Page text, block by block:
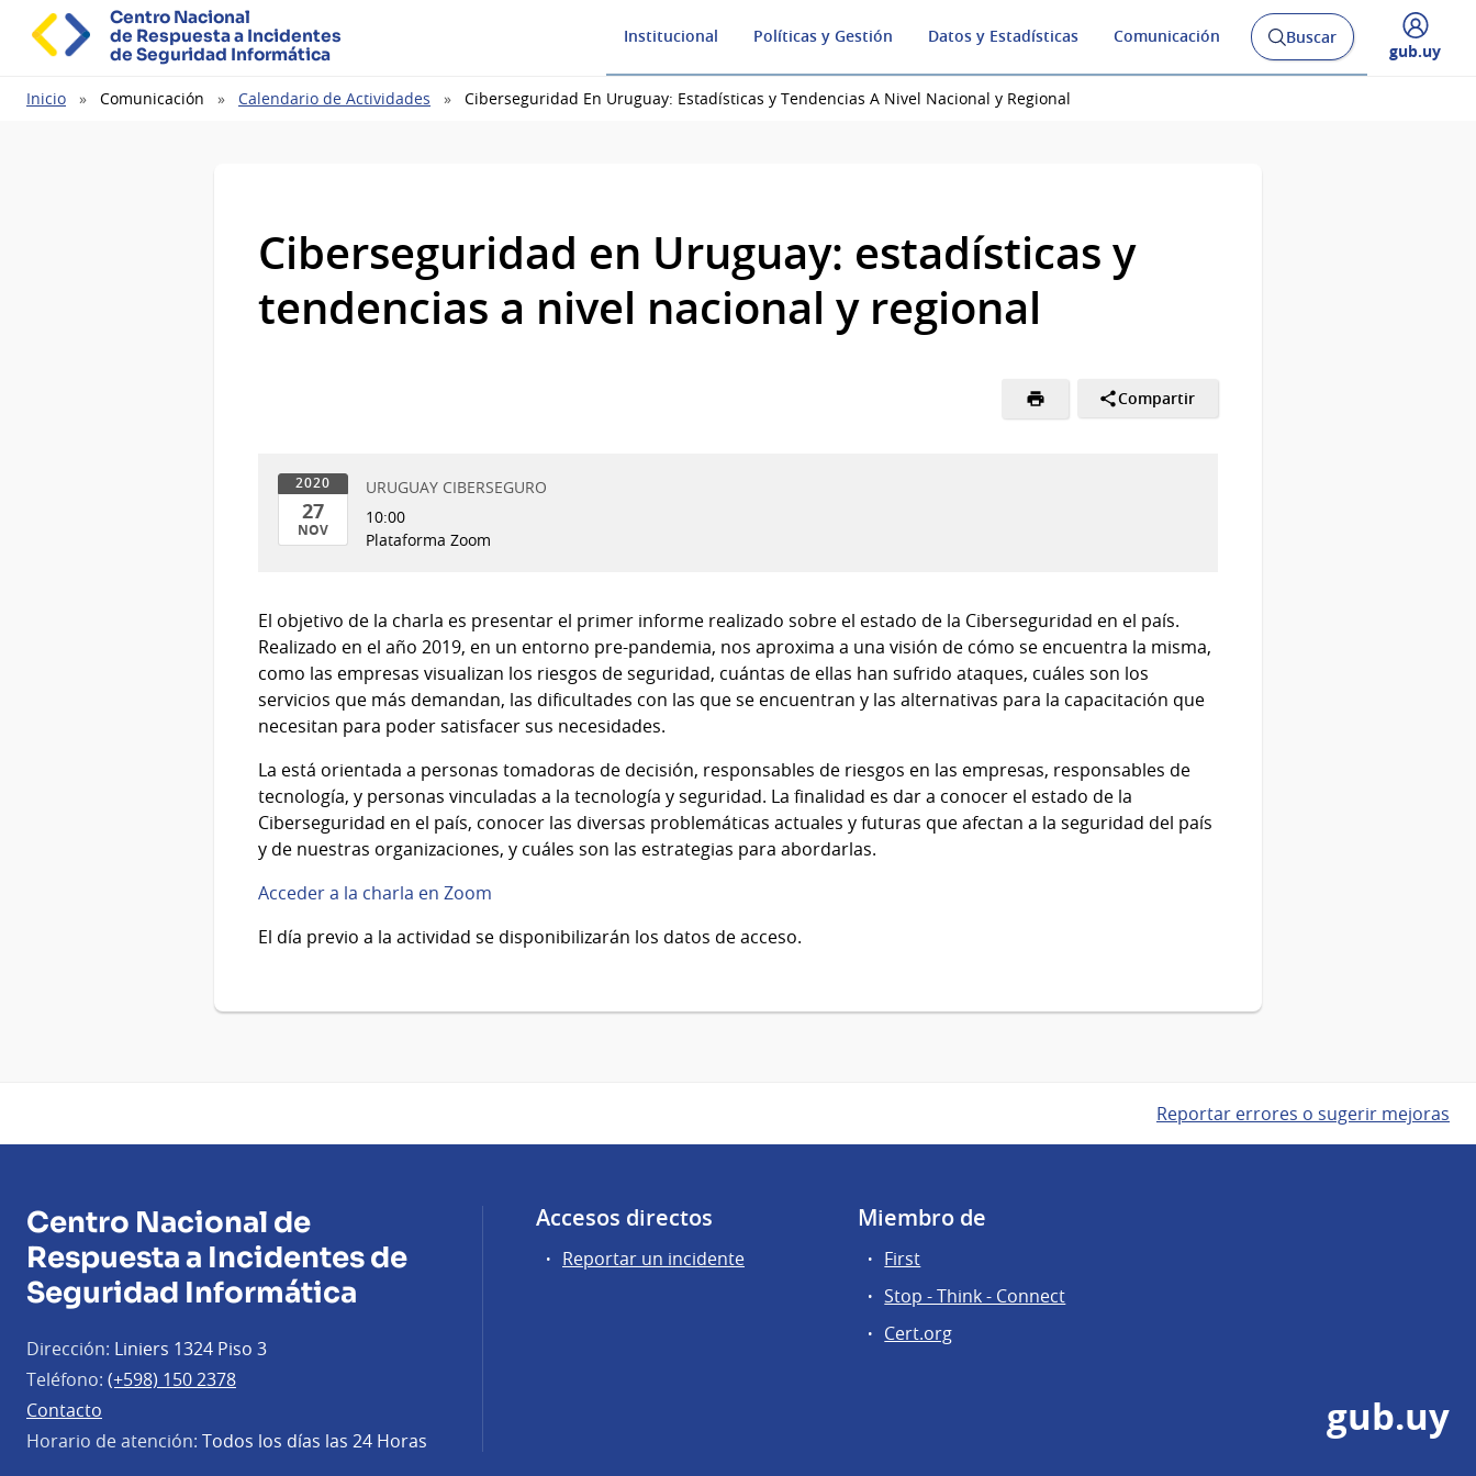
Centro Nacional
de Respuesta a Incidentes
de Seguridad Informática
Institucional Políticas y Gestión Datos y Estadísticas Comunicación
Abrir
buscador
Buscar
Desplegar
gub.uy
Ruta
Inicio Comunicación Calendario de Actividades Ciberseguridad En Uruguay: Estadísticas y Tendencias A Nivel Nacional y Regional
Ciberseguridad en Uruguay: estadísticas y
tendencias a nivel nacional y regional
Compartir
2020
27
NOV
Nov
del
2020
URUGUAY CIBERSEGURO
10:00
Plataforma Zoom
El objetivo de la charla es presentar el primer informe realizado sobre el estado de la Ciberseguridad en el país.
Realizado en el año 2019, en un entorno pre-pandemia, nos aproxima a una visión de cómo se encuentra la misma,
como las empresas visualizan los riesgos de seguridad, cuántas de ellas han sufrido ataques, cuáles son los
servicios que más demandan, las dificultades con las que se encuentran y las alternativas para la capacitación que
necesitan para poder satisfacer sus necesidades.
La está orientada a personas tomadoras de decisión, responsables de riesgos en las empresas, responsables de
tecnología, y personas vinculadas a la tecnología y seguridad. La finalidad es dar a conocer el estado de la
Ciberseguridad en el país, conocer las diversas problemáticas actuales y futuras que afectan a la seguridad del país
y de nuestras organizaciones, y cuáles son las estrategias para abordarlas.
Acceder a la charla en Zoom
El día previo a la actividad se disponibilizarán los datos de acceso.
Reportar errores o sugerir mejoras
Centro Nacional de
Respuesta a Incidentes de
Seguridad Informática
Dirección: Liniers 1324 Piso 3
Teléfono: (+598) 150 2378
Contacto
Horario de atención: Todos los días las 24 Horas
Accesos directos
Reportar un incidente
Miembro de
First
Stop - Think - Connect
Cert.org
gub.uy